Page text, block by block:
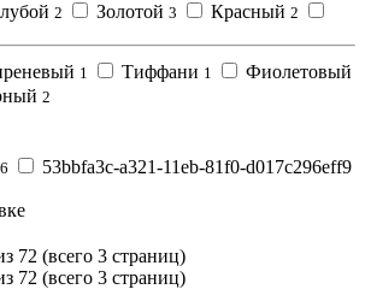
2 Золотой 3 Красный 2
1 Тиффани 1 Фиолетовый
2
6 53bbfa3c-a321-11eb-81f0-d017c296eff9
72 (всего 3 страниц)
72 (всего 3 страниц)